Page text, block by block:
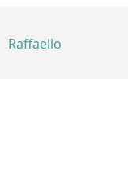
Raffaello